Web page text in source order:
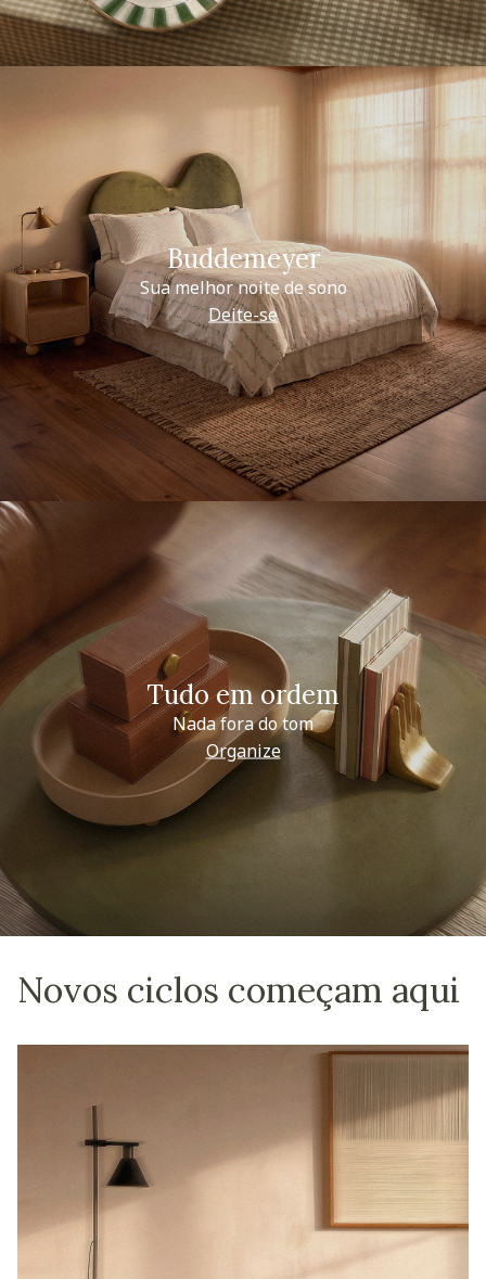
Buddemeyer
Sua melhor noite de sono
Deite-se
Tudo em ordem
Nada fora do tom
Organize
Novos ciclos começam aqui